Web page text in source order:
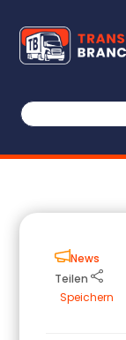
News
Teilen
Speichern